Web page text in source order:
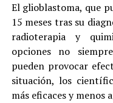
El glioblastoma, que
15 meses tras su
radioterapia y
opciones no
pueden provocar
situación, los
más eficaces y menos